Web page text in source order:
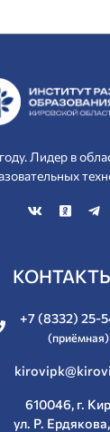
Лидер в
+7 (8332) 25-
(приёмная)
610046, г.
ул. Р.